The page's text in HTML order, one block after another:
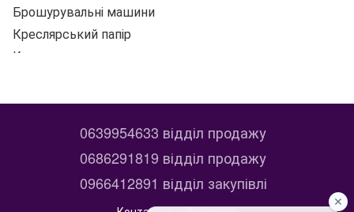
Брошурувальні машини
Креслярський папір
Книжка дитяча
Папір офісний
Господарські товари купити
Набори для ліплення дитячі
Дитячі іграшки україна
0639954633 відділ продажу
0686291819 відділ продажу
0966412891 відділ закупівлі